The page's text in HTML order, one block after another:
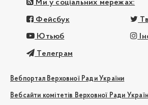
Ми у соціальних мережах:
Фейсбук
Ютьюб
Телеграм
Вебпортал Верховної Ради України
Вебсайти комітетів Верховної Ради